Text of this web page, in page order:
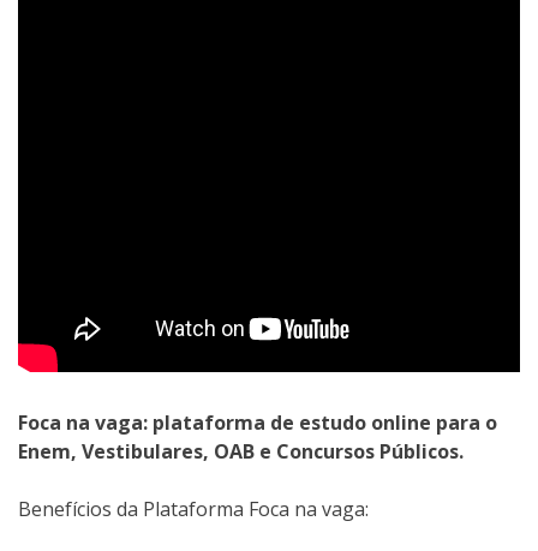
Foca na vaga: plataforma de estudo online para o
Enem, Vestibulares, OAB e Concursos Públicos.
Benefícios da Plataforma Foca na vaga: